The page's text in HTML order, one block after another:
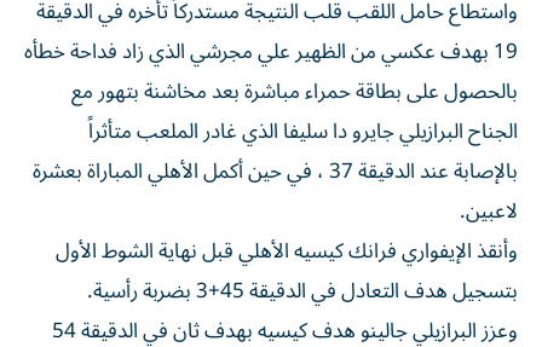
واستطاع حامل اللقب قلب النتيجة مستدركاً تأخره في الدقيقة
19 بهدف عكسي من الظهير علي مجرشي الذي زاد فداحة خطأه
بالحصول على بطاقة حمراء مباشرة بعد مخاشنة بتهور مع
الجناح البرازيلي جايرو دا سليفا الذي غادر الملعب متأثراً
بالإصابة عند الدقيقة 37 ، في حين أكمل الأهلي المباراة بعشرة
لاعبين.
وأنقذ الإيفواري فرانك كيسيه الأهلي قبل نهاية الشوط الأول
بتسجيل هدف التعادل في الدقيقة 45+3 بضربة رأسية.
وعزز البرازيلي جالينو هدف كيسيه بهدف ثان في الدقيقة 54